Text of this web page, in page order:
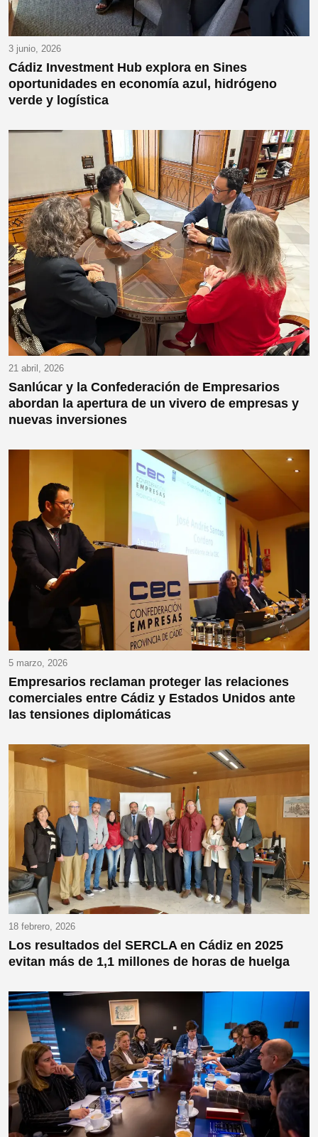
3 junio, 2026
Cádiz Investment Hub explora en Sines
oportunidades en economía azul, hidrógeno
verde y logística
21 abril, 2026
Sanlúcar y la Confederación de Empresarios
abordan la apertura de un vivero de empresas y
nuevas inversiones
5 marzo, 2026
Empresarios reclaman proteger las relaciones
comerciales entre Cádiz y Estados Unidos ante
las tensiones diplomáticas
18 febrero, 2026
Los resultados del SERCLA en Cádiz en 2025
evitan más de 1,1 millones de horas de huelga